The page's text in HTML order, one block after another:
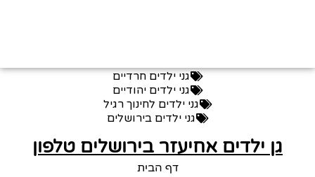
גני ילדים חרדיים
גני ילדים יהודיים
גני ילדים לחינוך רגיל
גני ילדים בירושלים
גן ילדים אחיעזר בירושלים טלפון
דף הבית